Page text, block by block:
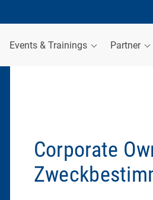
Events & Trainings Partner
Corporate